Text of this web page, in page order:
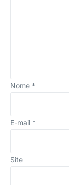
Nome *
E-mail *
Site